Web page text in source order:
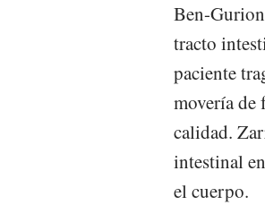
Ben-
tracto
paciente
movería de
calidad.
intestinal
el cuerpo.